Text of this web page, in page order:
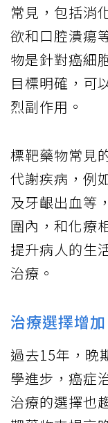
常見，包括消
欲和口腔潰瘍
物是針對癌細
目標明確，可
烈副作用。
標靶藥物常見
代謝疾病，例
及牙齦出血等
圍內，和化療
提升病人的生
治療。
治療選擇增
過去15年，晚
學進步，癌症
治療的選擇也